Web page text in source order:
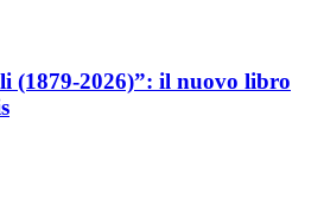
(1879-2026)”: il nuovo libro